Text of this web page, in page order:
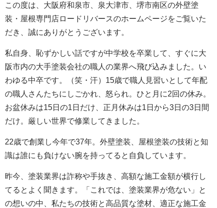
この度は、大阪府和泉市、泉大津市、堺市南区の外壁塗
装・屋根専門店ロードリバースのホームページをご覧いた
だき、誠にありがとうございます。
私自身、恥ずかしい話ですが中学校を卒業して、すぐに大
阪市内の大手塗装会社の職人の業界へ飛び込みました。い
わゆる中卒です。（笑・汗）15歳で職人見習いとして年配
の職人さんたちにしごかれ、怒られ。ひと月に2回の休み。
お盆休みは15日の1日だけ、正月休みは1日から3日の3日間
だけ。厳しい世界で修業してきました。
22歳で創業し今年で37年。外壁塗装、屋根塗装の技術と知
識は誰にも負けない腕を持ってると自負しています。
昨今、塗装業界は詐称や手抜き、高額な施工金額が横行し
てるとよく聞きます。「これでは、塗装業界が危ない」と
の想いの中、私たちの技術と高品質な塗材、適正な施工金